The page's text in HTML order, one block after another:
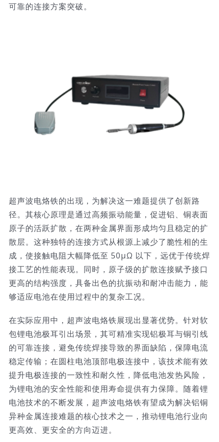
可靠的连接方案突破。​
超声波电烙铁的出现，为解决这一难题提供了创新路
径。其核心原理是通过高频振动能量，促进铝、铜表面
原子的活跃扩散，在两种金属界面形成均匀且稳定的扩
散层。这种独特的连接方式从根源上减少了脆性相的生
成，使接触电阻大幅降低至 50μΩ 以下，远优于传统焊
接工艺的性能表现。同时，原子级的扩散连接赋予接口
更高的结构强度，具备出色的抗振动和耐冲击能力，能
够适应电池在使用过程中的复杂工况。​
在实际应用中，超声波电烙铁展现出显著优势。针对软
包锂电池极耳引出场景，其可精准实现铝极耳与铜引线
的可靠连接，避免传统焊接导致的界面缺陷，保障电流
稳定传输；在圆柱电池顶部电极连接中，该技术能有效
提升电极连接的一致性和耐久性，降低电池发热风险，
为锂电池的安全性能和使用寿命提供有力保障。随着锂
电池技术的不断发展，超声波电烙铁有望成为解决铝铜
异种金属连接难题的核心技术之一，推动锂电池行业向
更高效、更安全的方向迈进。